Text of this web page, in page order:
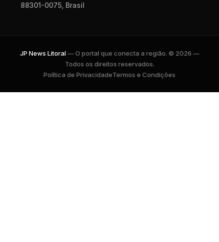
88301-0075, Brasil
JP News Litoral— O portal que conecta a região. © 2026 —
Todos os direitos reservados.
Política de PrivacidadeTermos e Condições